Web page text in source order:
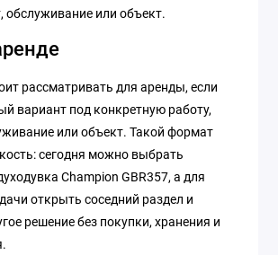
обслуживание или объект.
рассматривать для аренды, если
вариант под конкретную работу,
или объект. Такой формат
сегодня можно выбрать
Champion GBR357, а для
открыть соседний раздел и
решение без покупки, хранения и